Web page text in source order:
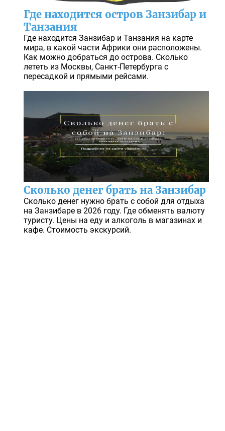
Где находится остров Занзибар и
Танзания
Где находится Занзибар и Танзания на карте
мира, в какой части Африки они расположены.
Как можно добраться до острова. Сколько
лететь из Москвы, Санкт-Петербурга с
пересадкой и прямыми рейсами.
Сколько денег брать на Занзибар
Сколько денег нужно брать с собой для отдыха
на Занзибаре в 2026 году. Где обменять валюту
туристу. Цены на еду и алкоголь в магазинах и
кафе. Стоимость экскурсий.